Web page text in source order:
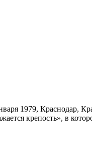
1979,
крепость», в